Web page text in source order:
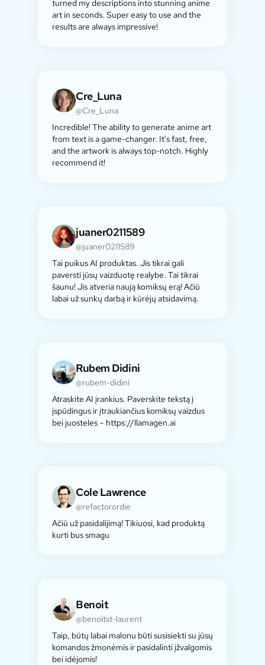
turned my descriptions into stunning anime
art in seconds. Super easy to use and the
results are always impressive!
Cre_Luna
@Cre_Luna
Incredible! The ability to generate anime art
from text is a game-changer. It's fast, free,
and the artwork is always top-notch. Highly
recommend it!
juaner0211589
@juaner0211589
Tai puikus AI produktas. Jis tikrai gali
paversti jūsų vaizduotę realybe. Tai tikrai
šaunu! Jis atveria naują komiksų erą! Ačiū
labai už sunkų darbą ir kūrėjų atsidavimą.
Rubem Didini
@rubem-didini
Atraskite AI įrankius. Paverskite tekstą į
įspūdingus ir įtraukiančius komiksų vaizdus
bei juosteles – https://llamagen.ai
Cole Lawrence
@refactorordie
Ačiū už pasidalijimą! Tikiuosi, kad produktą
kurti bus smagu
Benoit
@benoitst-laurent
Taip, būtų labai malonu būti susisiekti su jūsų
komandos žmonėmis ir pasidalinti įžvalgomis
bei idėjomis!